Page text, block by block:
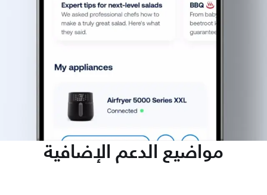
مواضيع الدعم الإضافية